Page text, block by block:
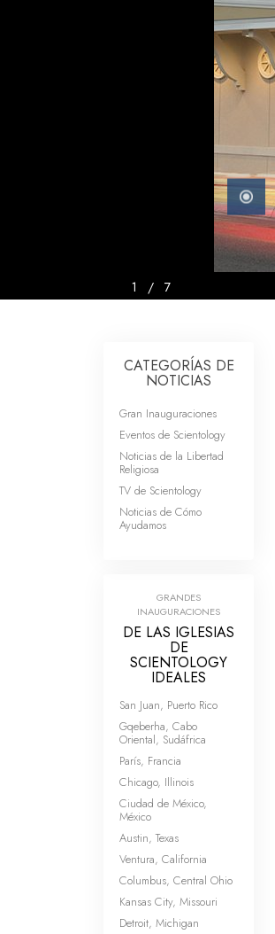
1 / 7
CATEGORÍAS DE
NOTICIAS
Gran Inauguraciones
Eventos de Scientology
Noticias de la Libertad
Religiosa
TV de Scientology
Noticias de Cómo
Ayudamos
GRANDES
INAUGURACIONES
DE LAS IGLESIAS
DE
SCIENTOLOGY
IDEALES
San Juan, Puerto Rico
Gqeberha, Cabo
Oriental, Sudáfrica
París, Francia
Chicago, Illinois
Ciudad de México,
México
Austin, Texas
Ventura, California
Columbus, Central Ohio
Kansas City, Missouri
Detroit, Michigan